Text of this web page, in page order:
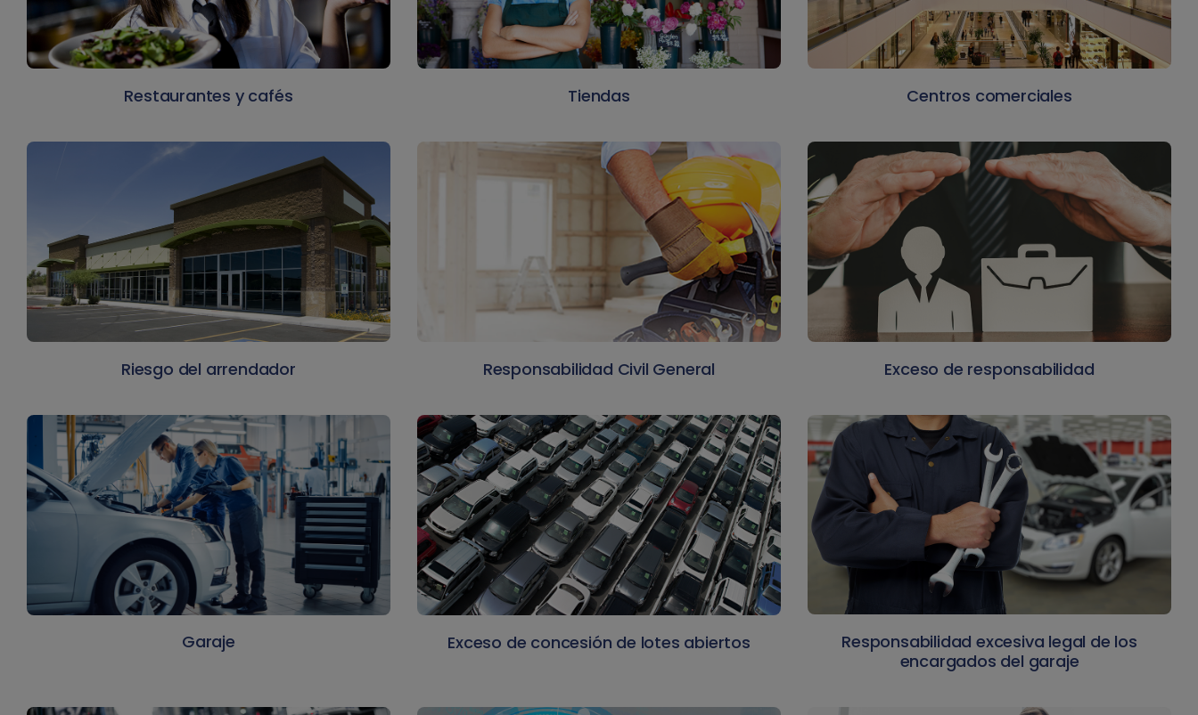
Restaurantes y cafés Tiendas Centros comerciales
Riesgo del arrendador Responsabilidad Civil General Exceso de responsabilidad
Garaje Exceso de concesión de lotes abiertos
Responsabilidad excesiva legal de los
encargados del garaje